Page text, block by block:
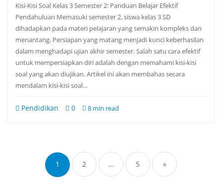
Kisi-Kisi Soal Kelas 3 Semester 2: Panduan Belajar Efektif
Pendahuluan Memasuki semester 2, siswa kelas 3 SD
dihadapkan pada materi pelajaran yang semakin kompleks dan
menantang. Persiapan yang matang menjadi kunci keberhasilan
dalam menghadapi ujian akhir semester. Salah satu cara efektif
untuk mempersiapkan diri adalah dengan memahami kisi-kisi
soal yang akan diujikan. Artikel ini akan membahas secara
mendalam kisi-kisi soal…
Pendidikan 0 8 min read
1 2 … 5 »